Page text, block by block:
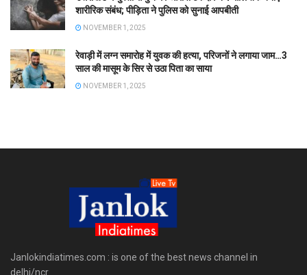
शारीरिक संबंध; पीड़िता ने पुलिस को सुनाई आपबीती
NOVEMBER 1, 2025
रेवाड़ी में लग्न समारोह में युवक की हत्या, परिजनों ने लगाया जाम…3
साल की मासूम के सिर से उठा पिता का साया
NOVEMBER 1, 2025
Janlokindiatimes.com : is one of the best news channel in
delhi/ncr